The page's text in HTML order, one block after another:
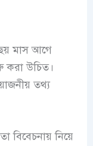
মাস আগে
করা উচিত।
তথ্য
বিবেচনায় নিয়ে